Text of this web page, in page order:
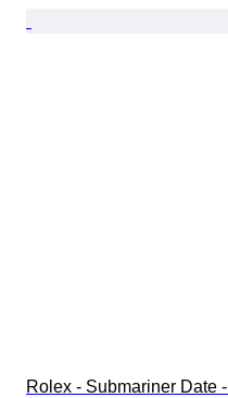
Rolex - Submariner Date -